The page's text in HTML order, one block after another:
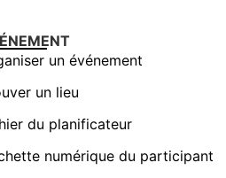
un événement
un lieu
du planificateur
numérique du participant